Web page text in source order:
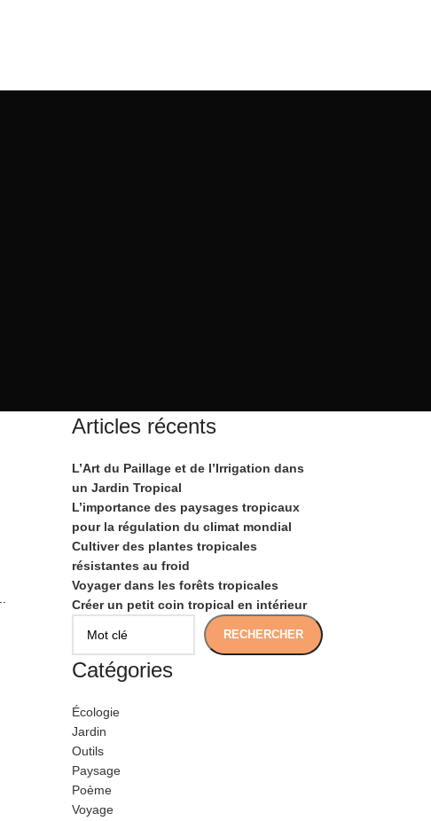
Articles récents
L’Art du Paillage et de l’Irrigation dans
un Jardin Tropical
L’importance des paysages tropicaux
pour la régulation du climat mondial
Cultiver des plantes tropicales
résistantes au froid
Voyager dans les forêts tropicales
Créer un petit coin tropical en intérieur
RECHERCHER
Catégories
Écologie
Jardin
Outils
Paysage
Poème
Voyage